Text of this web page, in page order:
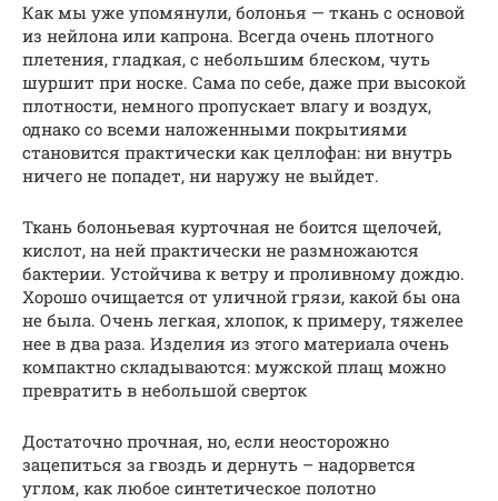
Как мы уже упомянули, болонья — ткань с основой
из нейлона или капрона. Всегда очень плотного
плетения, гладкая, с небольшим блеском, чуть
шуршит при носке. Сама по себе, даже при высокой
плотности, немного пропускает влагу и воздух,
однако со всеми наложенными покрытиями
становится практически как целлофан: ни внутрь
ничего не попадет, ни наружу не выйдет.
Ткань болоньевая курточная не боится щелочей,
кислот, на ней практически не размножаются
бактерии. Устойчива к ветру и проливному дождю.
Хорошо очищается от уличной грязи, какой бы она
не была. Очень легкая, хлопок, к примеру, тяжелее
нее в два раза. Изделия из этого материала очень
компактно складываются: мужской плащ можно
превратить в небольшой сверток
Достаточно прочная, но, если неосторожно
зацепиться за гвоздь и дернуть – надорвется
углом, как любое синтетическое полотно